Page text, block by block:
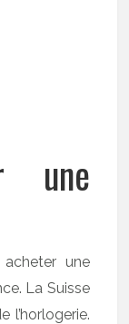
une
une
La Suisse
l’horlogerie.